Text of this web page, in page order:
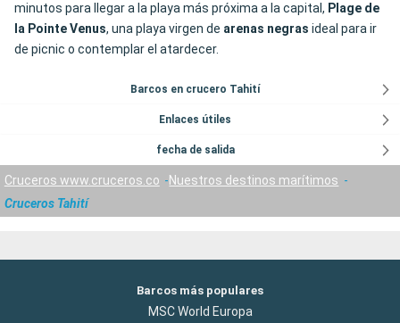
minutos para llegar a la playa más próxima a la capital, Plage de
la Pointe Venus, una playa virgen de arenas negras ideal para ir
de picnic o contemplar el atardecer.
Barcos en crucero Tahití
Enlaces útiles
fecha de salida
Cruceros www.cruceros.co
Nuestros destinos marítimos
Cruceros Tahití
Barcos más populares
MSC World Europa